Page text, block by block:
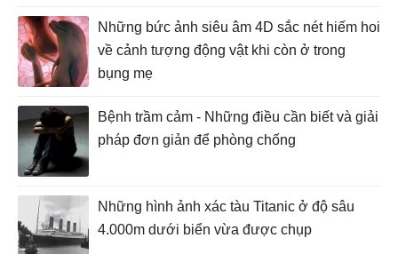
Những bức ảnh siêu âm 4D sắc nét hiếm hoi
về cảnh tượng động vật khi còn ở trong
bụng mẹ
Bệnh trầm cảm - Những điều cần biết và giải
pháp đơn giản để phòng chống
Những hình ảnh xác tàu Titanic ở độ sâu
4.000m dưới biển vừa được chụp